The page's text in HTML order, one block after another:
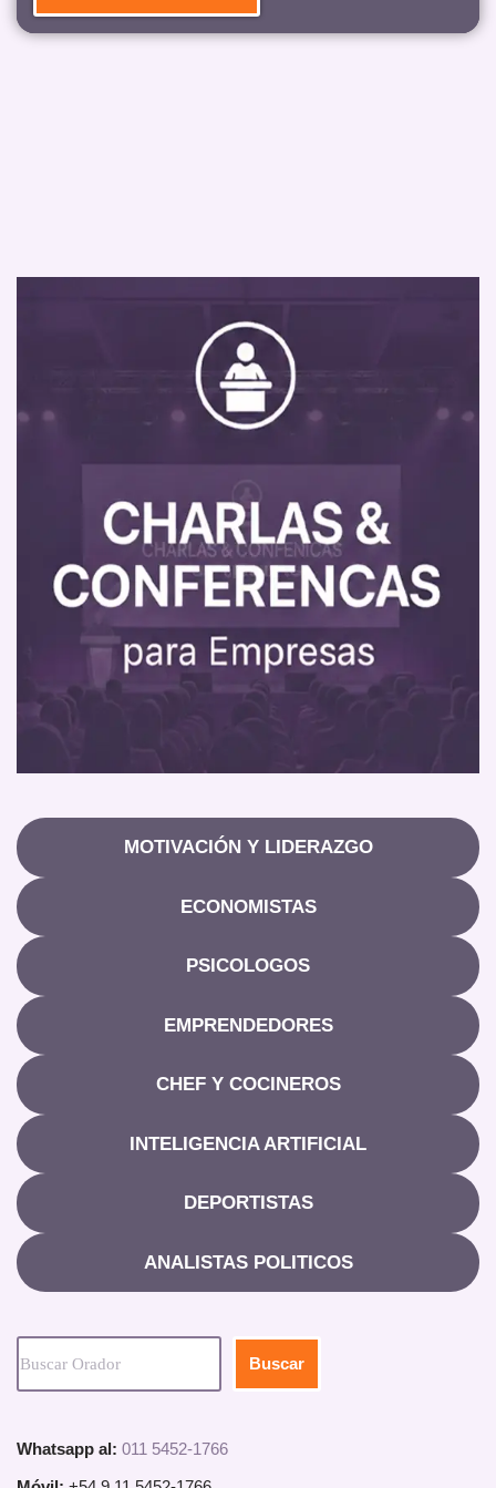
MOTIVACIÓN Y LIDERAZGO
ECONOMISTAS
PSICOLOGOS
EMPRENDEDORES
CHEF Y COCINEROS
INTELIGENCIA ARTIFICIAL
DEPORTISTAS
ANALISTAS POLITICOS
Buscar
Whatsapp al: 011 5452-1766